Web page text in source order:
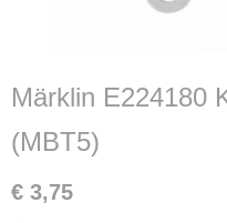
Märklin E224180
(MBT5)
€ 3,75